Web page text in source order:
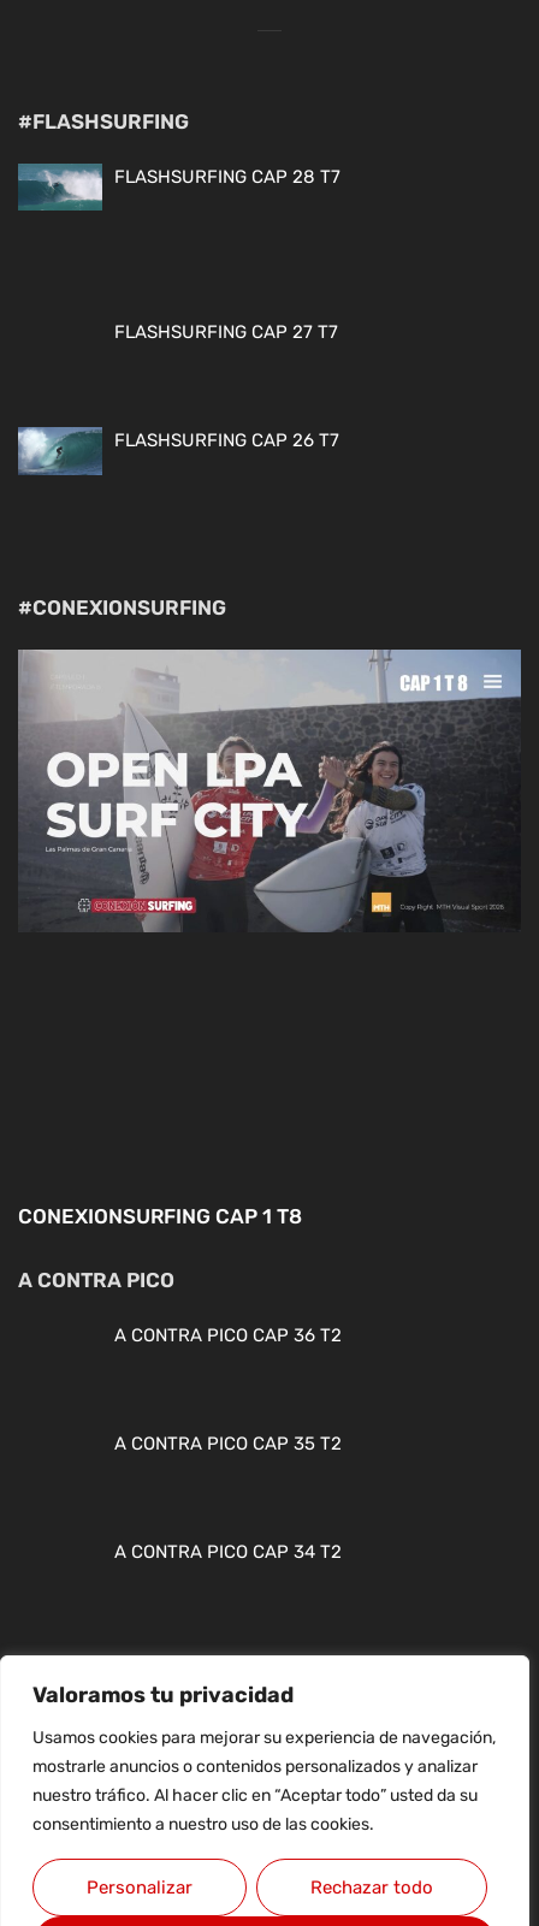
Valoramos tu privacidad
Usamos cookies para mejorar su experiencia de navegación,
mostrarle anuncios o contenidos personalizados y analizar
nuestro tráfico. Al hacer clic en “Aceptar todo” usted da su
consentimiento a nuestro uso de las cookies.
Personalizar Rechazar todo
#FLASHSURFING
FLASHSURFING CAP 28 T7
FLASHSURFING CAP 27 T7
FLASHSURFING CAP 26 T7
#CONEXIONSURFING
CONEXIONSURFING CAP 1 T8
A CONTRA PICO
A CONTRA PICO CAP 36 T2
A CONTRA PICO CAP 35 T2
A CONTRA PICO CAP 34 T2
CONTACTO
AVISO LEGAL
Copyright © 2026 FlashSurfing Magazine By MTH VISUAL SPORT